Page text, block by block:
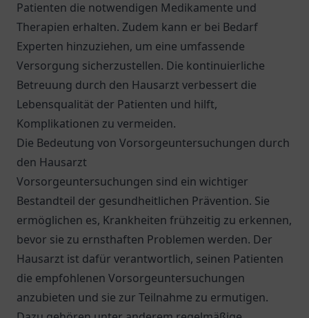
Patienten die notwendigen Medikamente und
Therapien erhalten. Zudem kann er bei Bedarf
Experten hinzuziehen, um eine umfassende
Versorgung sicherzustellen. Die kontinuierliche
Betreuung durch den Hausarzt verbessert die
Lebensqualität der Patienten und hilft,
Komplikationen zu vermeiden.
Die Bedeutung von Vorsorgeuntersuchungen durch
den Hausarzt
Vorsorgeuntersuchungen sind ein wichtiger
Bestandteil der gesundheitlichen Prävention. Sie
ermöglichen es, Krankheiten frühzeitig zu erkennen,
bevor sie zu ernsthaften Problemen werden. Der
Hausarzt ist dafür verantwortlich, seinen Patienten
die empfohlenen Vorsorgeuntersuchungen
anzubieten und sie zur Teilnahme zu ermutigen.